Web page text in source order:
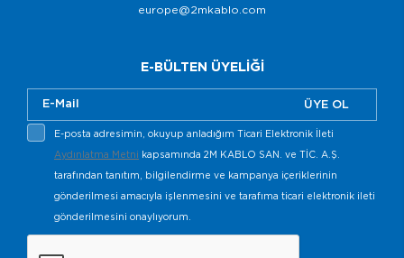
europe@2mkablo.com
E-BÜLTEN ÜYELİĞİ
ÜYE OL
E-posta adresimin, okuyup anladığım Ticari Elektronik İleti
Aydınlatma Metni kapsamında 2M KABLO SAN. ve TİC. A.Ş.
tarafından tanıtım, bilgilendirme ve kampanya içeriklerinin
gönderilmesi amacıyla işlenmesini ve tarafıma ticari elektronik ileti
gönderilmesini onaylıyorum.